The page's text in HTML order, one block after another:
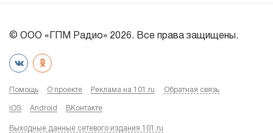
© ООО «ГПМ Радио» 2026. Все права защищены.
Помощь О проекте Реклама на 101.ru Обратная связь
iOS Android ВКонтакте
Выходные данные сетевого издания 101.ru